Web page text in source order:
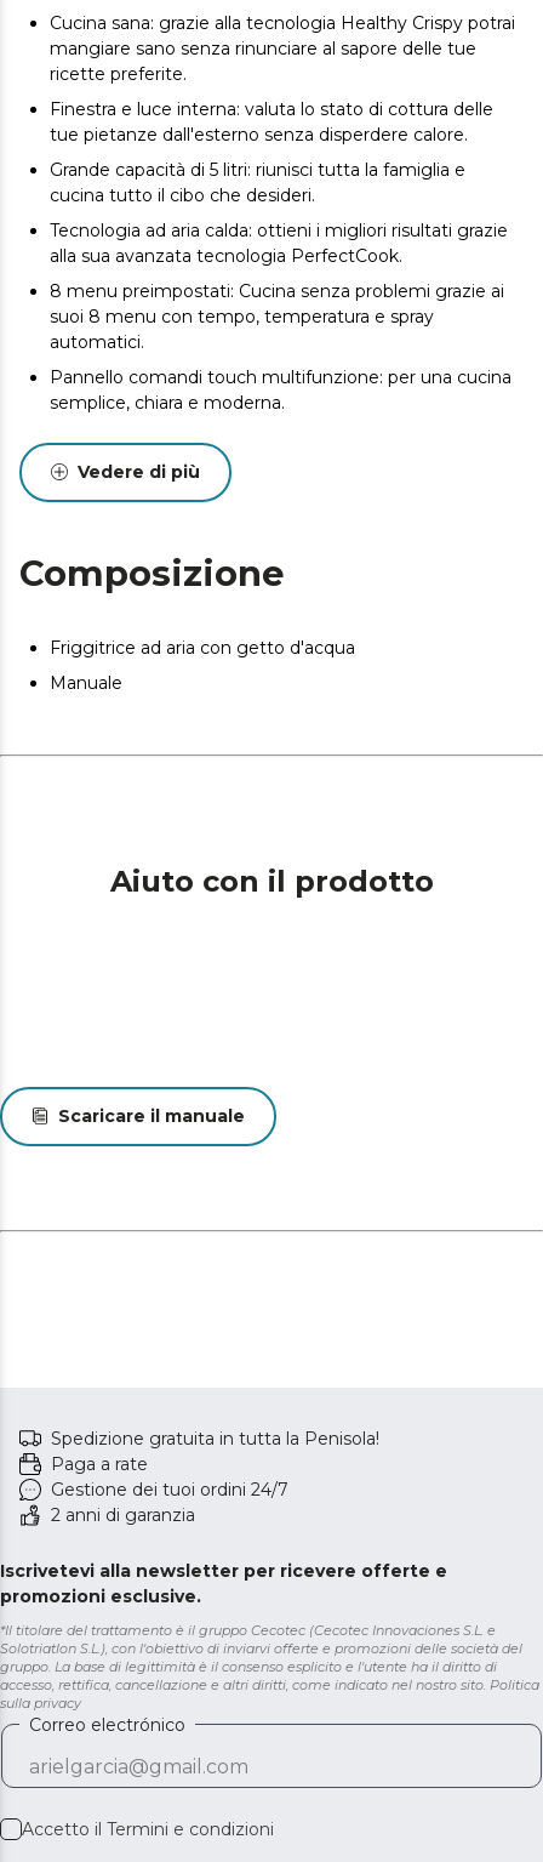
Cucina sana: grazie alla tecnologia Healthy Crispy potrai
mangiare sano senza rinunciare al sapore delle tue
ricette preferite.
Finestra e luce interna: valuta lo stato di cottura delle
tue pietanze dall'esterno senza disperdere calore.
Grande capacità di 5 litri: riunisci tutta la famiglia e
cucina tutto il cibo che desideri.
Tecnologia ad aria calda: ottieni i migliori risultati grazie
alla sua avanzata tecnologia PerfectCook.
8 menu preimpostati: Cucina senza problemi grazie ai
suoi 8 menu con tempo, temperatura e spray
automatici.
Pannello comandi touch multifunzione: per una cucina
semplice, chiara e moderna.
Temperatura regolabile: regola i livelli della friggitrice da
80ºC a 200ºC e cucina ogni ricetta a tuo piacimento.
Vedere di più
Composizione
Friggitrice ad aria con getto d'acqua
Manuale
Aiuto con il prodotto
Scaricare il manuale
Spedizione gratuita in tutta la Penisola!
Paga a rate
Gestione dei tuoi ordini 24/7
2 anni di garanzia
Iscrivetevi alla newsletter per ricevere offerte e
promozioni esclusive.
*Il titolare del trattamento è il gruppo Cecotec (Cecotec Innovaciones S.L. e
Solotriatlon S.L.), con l'obiettivo di inviarvi offerte e promozioni delle società del
gruppo. La base di legittimità è il consenso esplicito e l'utente ha il diritto di
accesso, rettifica, cancellazione e altri diritti, come indicato nel nostro sito. Politica
sulla privacy
Correo electrónico
Accetto il Termini e condizioni